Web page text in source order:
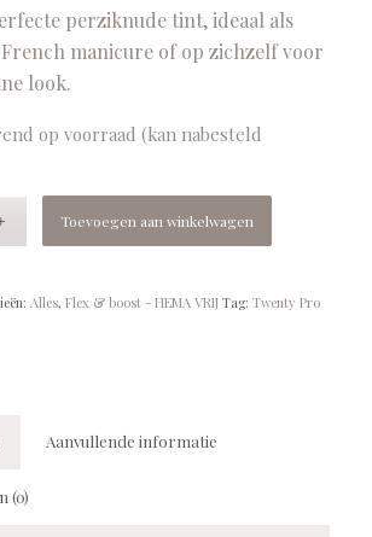
perziknude tint, ideaal als
manicure of op zichzelf voor
look.
op voorraad (kan nabesteld
Toevoegen aan winkelwagen
Alles, Flex & boost - HEMA VRIJ Tag: Twenty Pro
Aanvullende informatie
(0)